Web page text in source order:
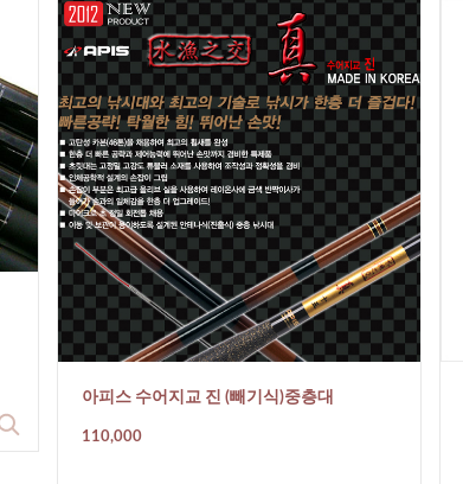
아피스 수어지교 진 (빼기식)중층대
110,000